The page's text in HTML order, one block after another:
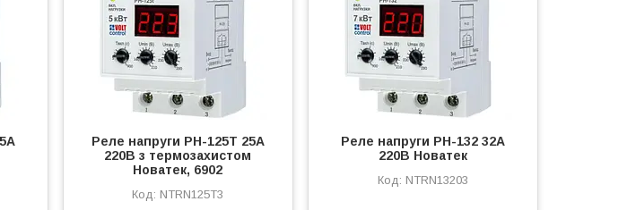
Реле напруги РН-125Т 25А
220В з термозахистом
Новатек, 6902
NTRN125T3
Реле напруги РН-132 32А
220В Новатек
NTRN13203